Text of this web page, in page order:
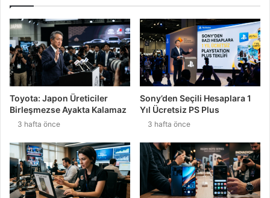
Toyota: Japon Üreticiler
Birleşmezse Ayakta Kalamaz
3 hafta önce
Sony’den Seçili Hesaplara 1
Yıl Ücretsiz PS Plus
3 hafta önce